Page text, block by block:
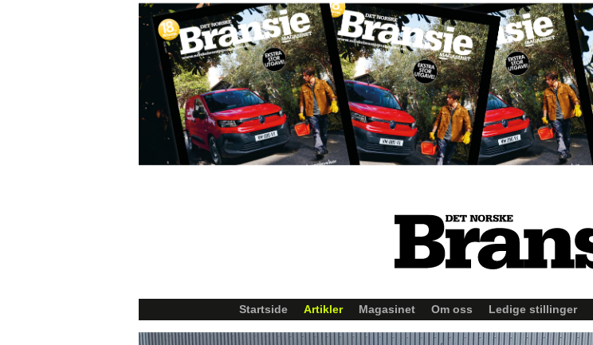
Startside Artikler Magasinet Om oss Ledige stillinger